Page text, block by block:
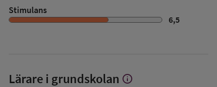
Stimulans
6,5
Lärare i grundskolan Visa
info